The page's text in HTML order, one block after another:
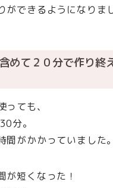
ができるようになりま
めて２０分で作り終
ても、
分。
間がかかっていました。
が短くなった！